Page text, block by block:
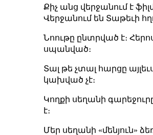
Քիչ անց վերջանում է
Վերջանում են Տաթեւի
Նոութը ընտրված է։
սպանված։
Տալ թե չտալ հարցը
կախված չէ։
Կողքի սեղանի
է։
Մեր սեղանի «մենյուն»